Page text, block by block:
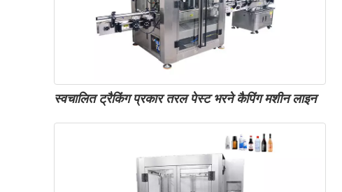
स्वचालित ट्रैकिंग प्रकार तरल पेस्ट भरने कैपिंग मशीन लाइन